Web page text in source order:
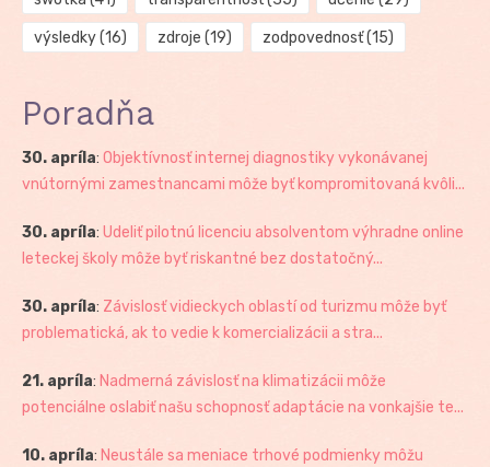
výsledky(16) zdroje (19) zodpovednosť(15)
Poradňa
30. apríla: Objektívnosť internej diagnostiky vykonávanej
vnútornými zamestnancami môže byť kompromitovaná kvôli...
30. apríla: Udeliť pilotnú licenciu absolventom výhradne online
leteckej školy môže byť riskantné bez dostatočný...
30. apríla: Závislosť vidieckych oblastí od turizmu môže byť
problematická, ak to vedie k komercializácii a stra...
21. apríla: Nadmerná závislosť na klimatizácii môže
potenciálne oslabiť našu schopnosť adaptácie na vonkajšie te...
10. apríla: Neustále sa meniace trhové podmienky môžu